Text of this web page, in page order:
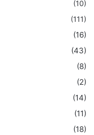
(10)
(111)
(16)
(43)
(8)
(2)
(14)
(11)
(18)